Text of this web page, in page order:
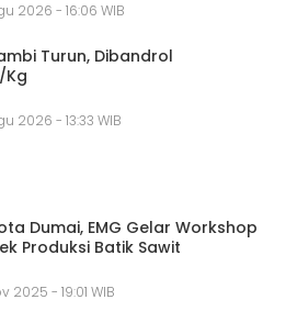
2026 - 16:06 WIB
Turun, Dibandrol
Kg
2026 - 13:33 WIB
Dumai, EMG Gelar Workshop
Produksi Batik Sawit
2025 - 19:01 WIB